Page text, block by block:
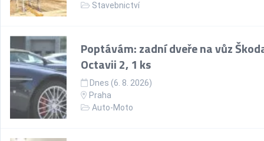
Stavebnictví
Poptávám: zadní dveře na vůz
Octavii 2, 1 ks
Dnes (6. 8. 2026)
Praha
Auto-Moto